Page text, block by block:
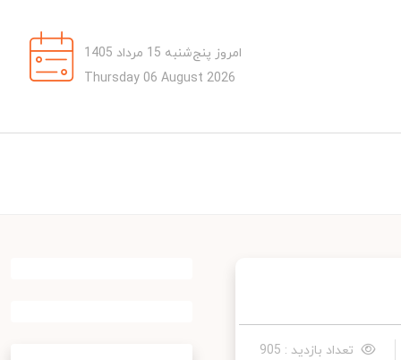
امروز پنج‌شنبه 15 مرداد 1405
Thursday 06 August 2026
تعداد بازدید : 905